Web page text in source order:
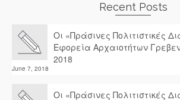
Recent Posts
Οι «Πράσινες Πολιτιστικές
Εφορεία Αρχαιοτήτων
2018
June 7, 2018
Οι «Πράσινες Πολιτιστικές